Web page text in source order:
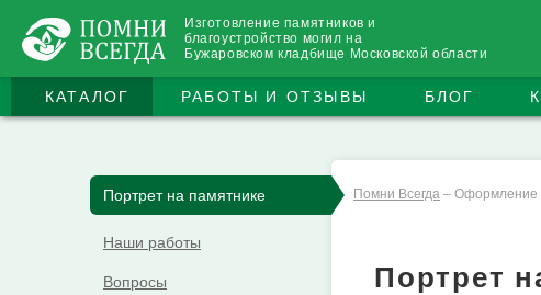
Изготовление памятников и
благоустройство могил на
Бужаровском кладбище Московской области
КАТАЛОГ РАБОТЫ И ОТЗЫВЫ БЛОГ
Портрет на памятнике
Наши работы
Вопросы
Помни Всегда – Оформление
Портрет